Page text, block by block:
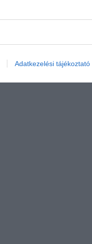
Adatkezelési tájékoztató